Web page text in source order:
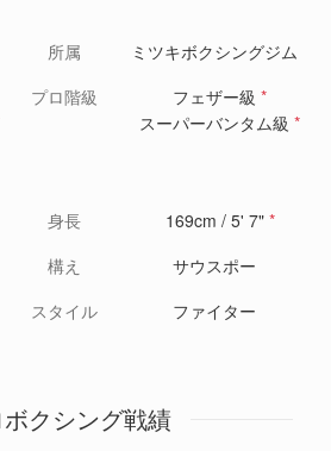
所属
ミツキボクシングジム
プロ階級 フェザー級 *
スーパーバンタム級 *
身長 169cm / 5' 7" *
構え
サウスポー
スタイル ファイター
クシング戦績